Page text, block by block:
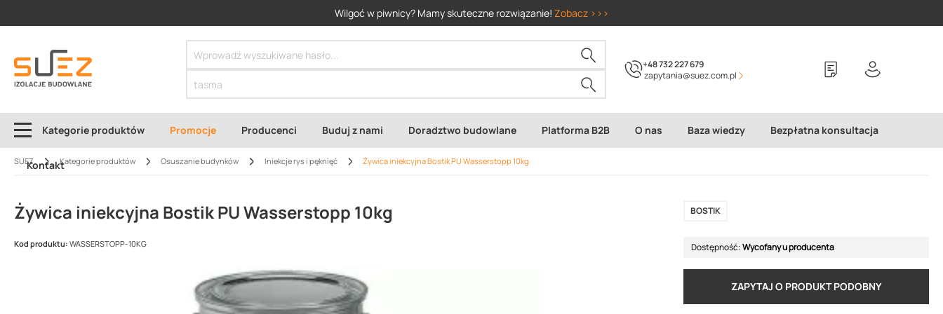
Wilgoć w piwnicy? Mamy skuteczne rozwiązanie! Zobacz >>>
+48 732 227 679
zapytania@suez.com.pl
Kategorie produktów Promocje Producenci Buduj z nami Doradztwo budowlane Platforma B2B O nas Baza wiedzy Bezpłatna konsultacja
Kontakt
SUEZ Kategorie produktów Osuszanie budynków Iniekcje rys i pęknięć Żywica iniekcyjna Bostik PU Wasserstopp 10kg
Żywica iniekcyjna Bostik PU Wasserstopp 10kg BOSTIK
Kod produktu: WASSERSTOPP-10KG Dostępność:Wycofany u producenta
ZAPYTAJ O PRODUKT PODOBNY